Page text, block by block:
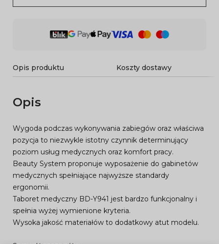
Opis produktu Koszty dostawy
Opis
Wygoda podczas wykonywania zabiegów oraz właściwa
pozycja to niezwykle istotny czynnik determinujący
poziom usług medycznych oraz komfort pracy.
Beauty System proponuje wyposażenie do gabinetów
medycznych spełniające najwyższe standardy
ergonomii.
Taboret medyczny BD-Y941 jest bardzo funkcjonalny i
spełnia wyżej wymienione kryteria.
Wysoka jakość materiałów to dodatkowy atut modelu.